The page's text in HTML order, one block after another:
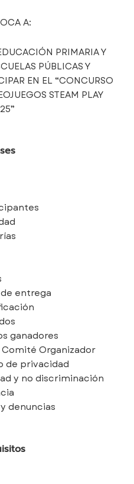
A:
PRIMARIA Y
PÚBLICAS Y
EN EL “CONCURSO
STEAM PLAY
de entrega
ganadores
Comité Organizador
de privacidad
y no discriminación
y denuncias